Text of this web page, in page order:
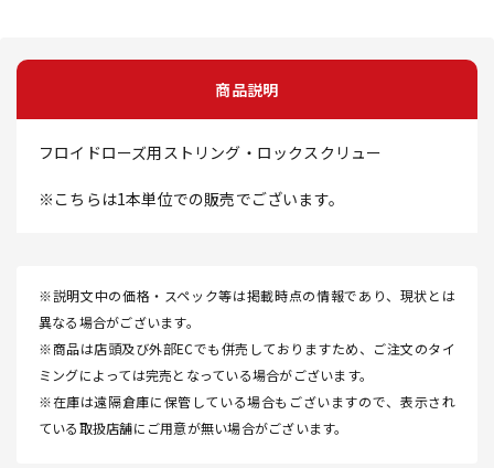
商品説明
フロイドローズ用ストリング・ロックスクリュー
※こちらは1本単位での販売でございます。
※説明文中の価格・スペック等は掲載時点の情報であり、現状とは
異なる場合がございます。
※商品は店頭及び外部ECでも併売しておりますため、ご注文のタイ
ミングによっては完売となっている場合がございます。
※在庫は遠隔倉庫に保管している場合もございますので、表示され
ている取扱店舗にご用意が無い場合がございます。